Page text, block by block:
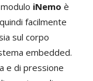
iNemo è
facilmente
sul corpo
embedded.
e di pressione